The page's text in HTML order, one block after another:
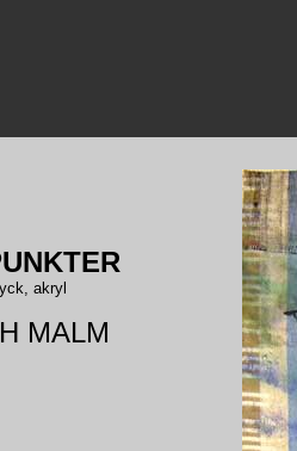
akryl
MALM